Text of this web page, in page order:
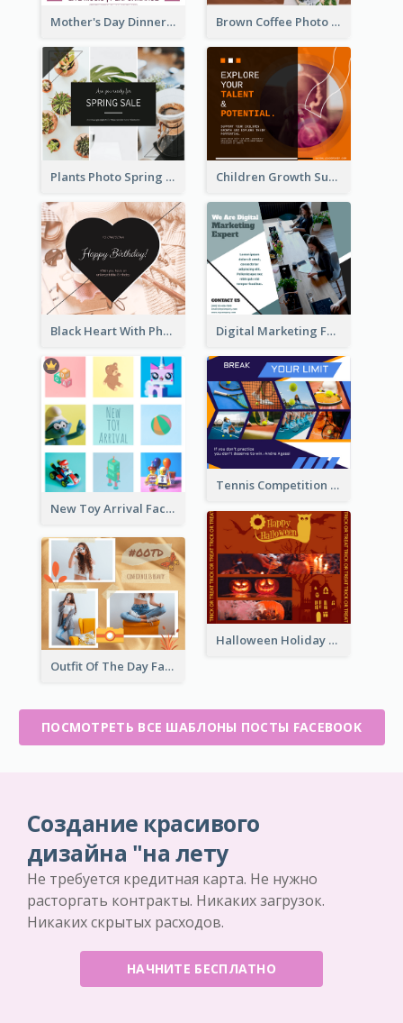
Mother's Day Dinner Discount Facebook Post Brown Coffee Photo Coffee Shop Facebook Post
Plants Photo Spring Sale Facebook Post Children Growth Support Facebook Post
Black Heart With Photo Birthday Facebook Post Digital Marketing Facebook Post
New Toy Arrival Facebook Post
Tennis Competition Collage Facebook Post
Halloween Holiday Facebook Post
Outfit Of The Day Fashion Facebook Post
ПОСМОТРЕТЬ ВСЕ ШАБЛОНЫ ПОСТЫ FACEBOOK
Создание красивого
дизайна "на лету
Не требуется кредитная карта. Не нужно
расторгать контракты. Никаких загрузок.
Никаких скрытых расходов.
НАЧНИТЕ БЕСПЛАТНО